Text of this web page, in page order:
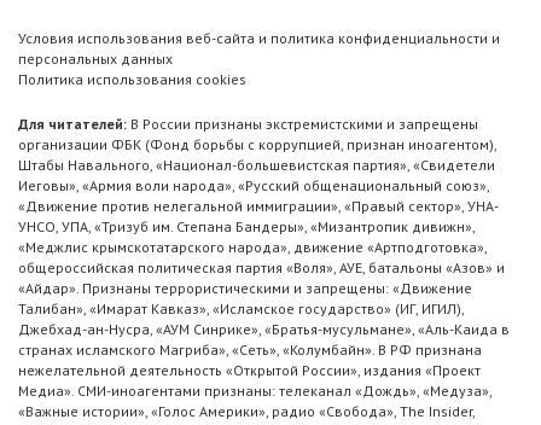
Условия использования веб-сайта и политика конфиденциальности и
персональных данных
Политика использования cookies
Для читателей: В России признаны экстремистскими и запрещены
организации ФБК (Фонд борьбы с коррупцией, признан иноагентом),
Штабы Навального, «Национал-большевистская партия», «Свидетели
Иеговы», «Армия воли народа», «Русский общенациональный союз»,
«Движение против нелегальной иммиграции», «Правый сектор», УНА-
УНСО, УПА, «Тризуб им. Степана Бандеры», «Мизантропик дивижн»,
«Меджлис крымскотатарского народа», движение «Артподготовка»,
общероссийская политическая партия «Воля», АУЕ, батальоны «Азов» и
«Айдар». Признаны террористическими и запрещены: «Движение
Талибан», «Имарат Кавказ», «Исламское государство» (ИГ, ИГИЛ),
Джебхад-ан-Нусра, «АУМ Синрике», «Братья-мусульмане», «Аль-Каида в
странах исламского Магриба», «Сеть», «Колумбайн». В РФ признана
нежелательной деятельность «Открытой России», издания «Проект
Медиа». СМИ-иноагентами признаны: телеканал «Дождь», «Медуза»,
«Важные истории», «Голос Америки», радио «Свобода», The Insider,